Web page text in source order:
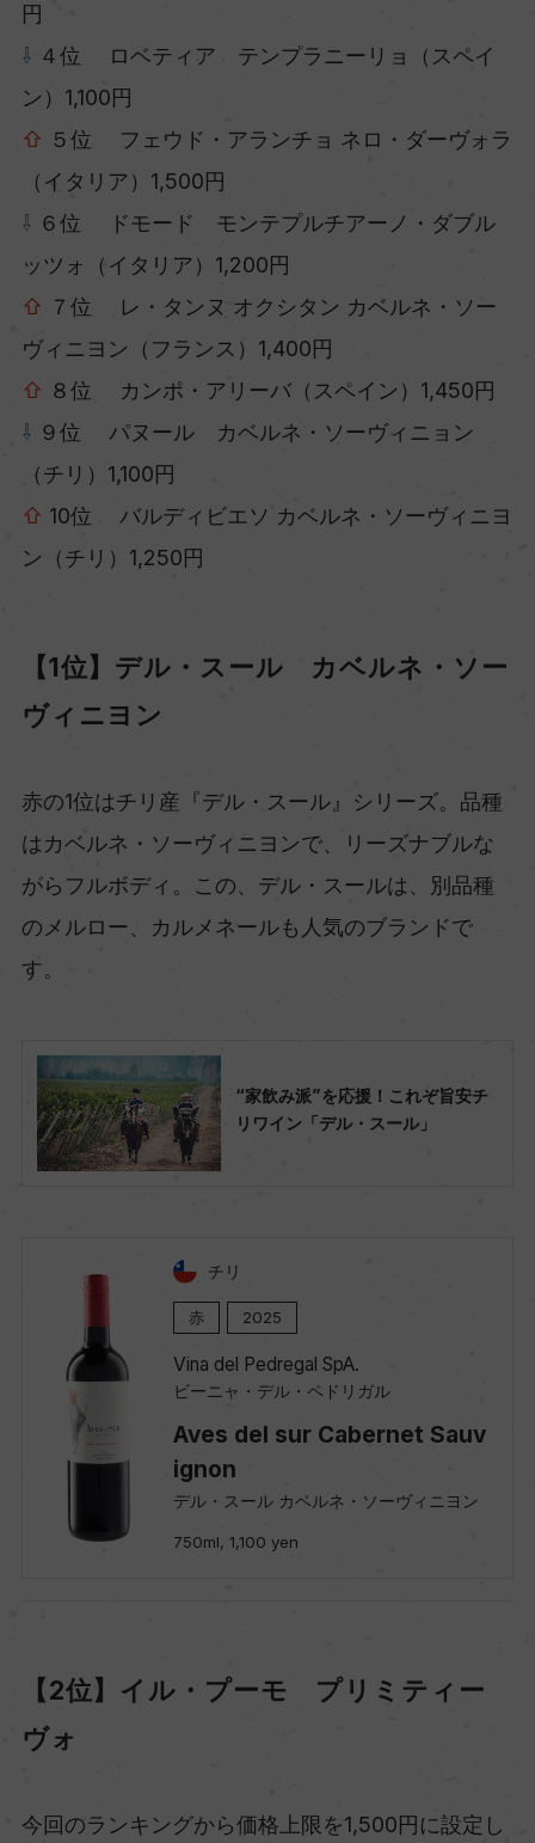
円
⇩ ４位 ロベティア テンプラニーリョ（スペイ
ン）1,100円
⇧ ５位 フェウド・アランチョ ネロ・ダーヴォラ
（イタリア）1,500円
⇩ ６位 ドモード モンテプルチアーノ・ダブル
ッツォ（イタリア）1,200円
⇧ ７位 レ・タンヌ オクシタン カベルネ・ソー
ヴィニヨン（フランス）1,400円
⇧ ８位 カンポ・アリーバ（スペイン）1,450円
⇩ ９位 パヌール カベルネ・ソーヴィニョン
（チリ）1,100円
⇧ 10位 バルディビエソ カベルネ・ソーヴィニヨ
ン（チリ）1,250円
【1位】デル・スール カベルネ・ソー
ヴィニヨン
赤の1位はチリ産『デル・スール』シリーズ。品種
はカベルネ・ソーヴィニヨンで、リーズナブルな
がらフルボディ。この、デル・スールは、別品種
のメルロー、カルメネールも人気のブランドで
す。
“家飲み派”を応援！これぞ旨安チ
リワイン「デル・スール」
チリ
赤 2025
Vina del Pedregal SpA.
ビーニャ・デル・ペドリガル
Aves del sur Cabernet Sauv
ignon
デル・スール カベルネ・ソーヴィニヨン
750ml, 1,100 yen
【2位】イル・プーモ プリミティー
ヴォ
今回のランキングから価格上限を1,500円に設定し